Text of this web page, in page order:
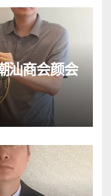
汕商会颜会